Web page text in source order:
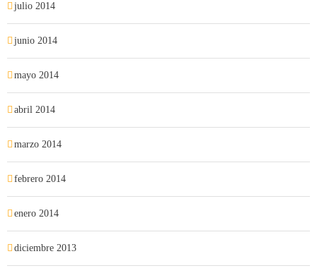
julio 2014
junio 2014
mayo 2014
abril 2014
marzo 2014
febrero 2014
enero 2014
diciembre 2013